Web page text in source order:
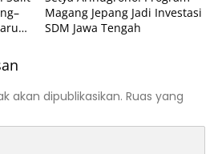
Magang Jepang Jadi Investasi
SDM Jawa Tengah
akan dipublikasikan. Ruas yang